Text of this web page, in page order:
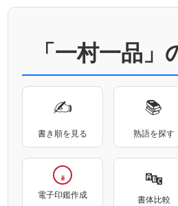
「一村一品
✍
書き順を見る
📚
熟語を探す
電子印鑑作成
🔤
書体比較